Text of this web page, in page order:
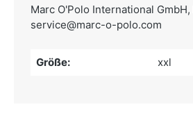
Marc O'Polo International GmbH,
service@marc-o-polo.com
Größe: xxl